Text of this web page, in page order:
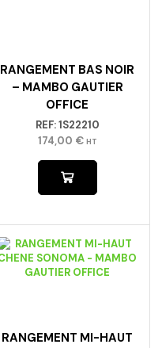
RANGEMENT BAS NOIR
– MAMBO GAUTIER
OFFICE
REF:1S22210
174,00 € HT
RANGEMENT MI-HAUT